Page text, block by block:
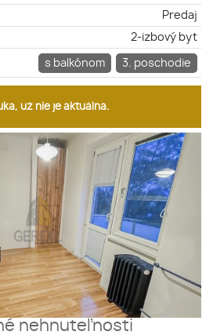
Predaj
2-izbový byt
s balkónom 3. poschodie
už nie je aktuálna.
nehnuteľnosti